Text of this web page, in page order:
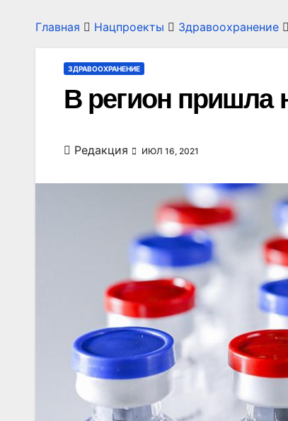
Главная Нацпроекты Здравоохранение
ЗДРАВООХРАНЕНИЕ
В регион пришла
Редакция ИЮЛ 16, 2021